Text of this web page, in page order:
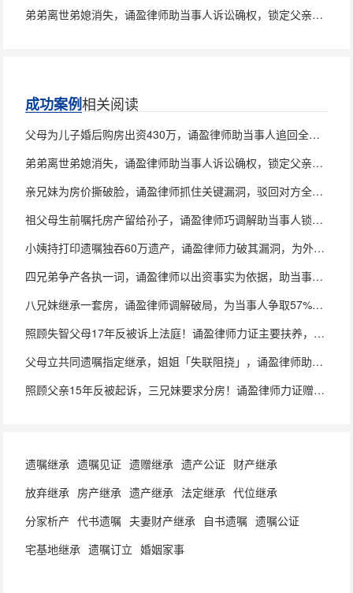
弟弟离世弟媳消失，诵盈律师助当事人诉讼确权，锁定父亲房产100%继承权
成功案例相关阅读
父母为儿子婚后购房出资430万，诵盈律师助当事人追回全部款项
弟弟离世弟媳消失，诵盈律师助当事人诉讼确权，锁定父亲房产100%继承权
亲兄妹为房价撕破脸，诵盈律师抓住关键漏洞，驳回对方全部诉求
祖父母生前嘱托房产留给孙子，诵盈律师巧调解助当事人锁定房屋产权
小姨持打印遗嘱独吞60万遗产，诵盈律师力破其漏洞，为外孙夺回一半
四兄弟争产各执一词，诵盈律师以出资事实为依据，助当事人保住朝阳房屋
八兄妹继承一套房，诵盈律师调解破局，为当事人争取57%房产份额
照顾失智父母17年反被诉上法庭！诵盈律师力证主要扶养，为当事人争取多分
父母立共同遗嘱指定继承，姐姐「失联阻挠」，诵盈律师助当事人顺利继承
照顾父亲15年反被起诉，三兄妹要求分房！诵盈律师力证赠与有效，两审全胜
遗嘱继承 遗嘱见证 遗赠继承 遗产公证 财产继承
放弃继承 房产继承 遗产继承 法定继承 代位继承
分家析产 代书遗嘱 夫妻财产继承 自书遗嘱 遗嘱公证
宅基地继承 遗嘱订立 婚姻家事